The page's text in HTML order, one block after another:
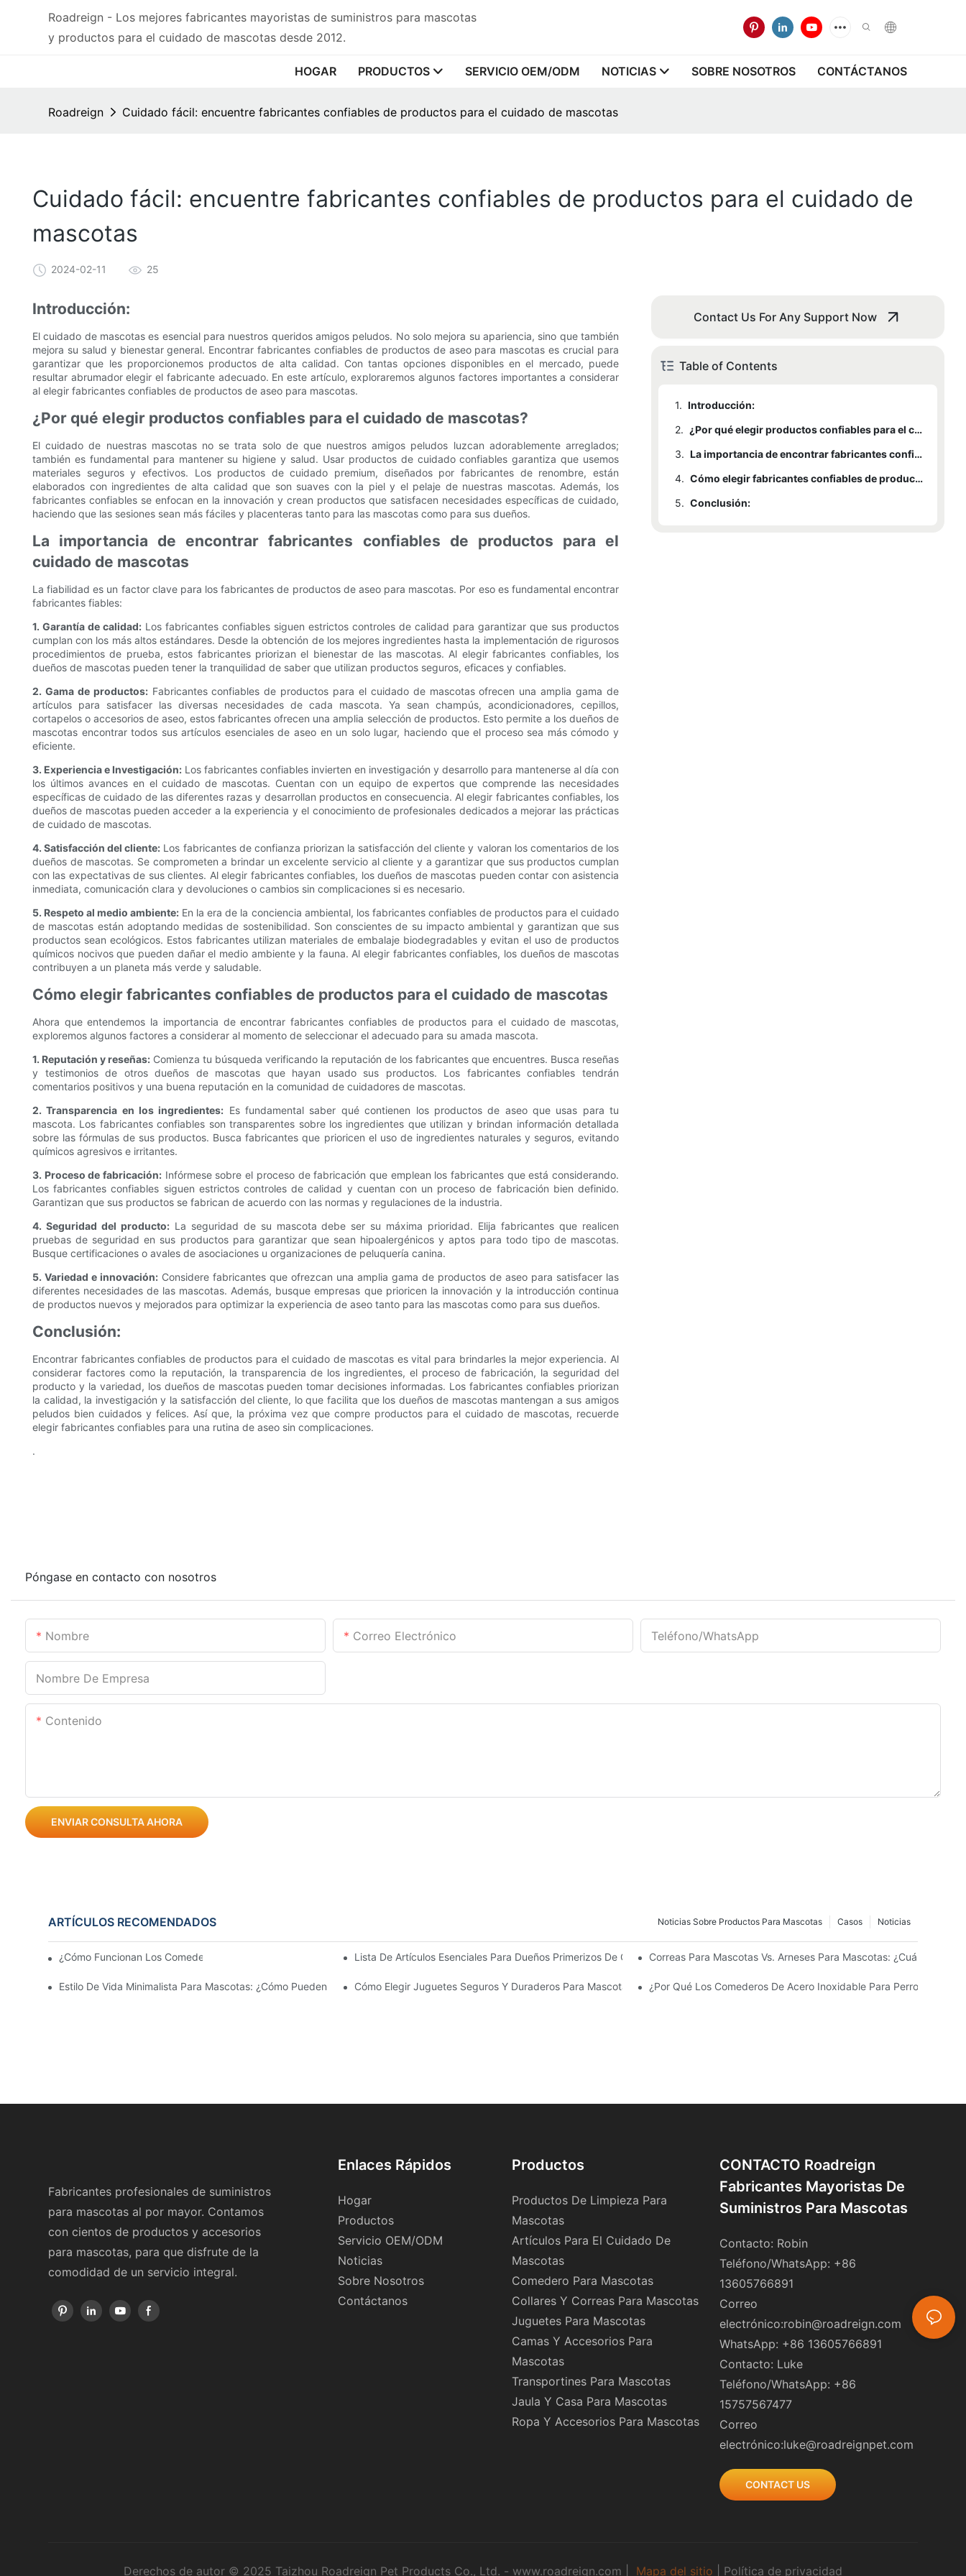
Roadreign - Los mejores fabricantes mayoristas de suministros para mascotas
y productos para el cuidado de mascotas desde 2012.
HOGAR PRODUCTOS SERVICIO OEM/ODM NOTICIAS SOBRE NOSOTROS CONTÁCTANOS
Roadreign Cuidado fácil: encuentre fabricantes confiables de productos para el cuidado de mascotas
Cuidado fácil: encuentre fabricantes confiables de productos para el cuidado de
mascotas
2024-02-11 25
Introducción:
El cuidado de mascotas es esencial para nuestros queridos amigos peludos. No solo mejora su apariencia, sino que también
mejora su salud y bienestar general. Encontrar fabricantes confiables de productos de aseo para mascotas es crucial para
garantizar que les proporcionemos productos de alta calidad. Con tantas opciones disponibles en el mercado, puede
resultar abrumador elegir el fabricante adecuado. En este artículo, exploraremos algunos factores importantes a considerar
al elegir fabricantes confiables de productos de aseo para mascotas.
¿Por qué elegir productos confiables para el cuidado de mascotas?
El cuidado de nuestras mascotas no se trata solo de que nuestros amigos peludos luzcan adorablemente arreglados;
también es fundamental para mantener su higiene y salud. Usar productos de cuidado confiables garantiza que usemos
materiales seguros y efectivos. Los productos de cuidado premium, diseñados por fabricantes de renombre, están
elaborados con ingredientes de alta calidad que son suaves con la piel y el pelaje de nuestras mascotas. Además, los
fabricantes confiables se enfocan en la innovación y crean productos que satisfacen necesidades específicas de cuidado,
haciendo que las sesiones sean más fáciles y placenteras tanto para las mascotas como para sus dueños.
La importancia de encontrar fabricantes confiables de productos para el
cuidado de mascotas
La fiabilidad es un factor clave para los fabricantes de productos de aseo para mascotas. Por eso es fundamental encontrar
fabricantes fiables:
1. Garantía de calidad: Los fabricantes confiables siguen estrictos controles de calidad para garantizar que sus productos
cumplan con los más altos estándares. Desde la obtención de los mejores ingredientes hasta la implementación de rigurosos
procedimientos de prueba, estos fabricantes priorizan el bienestar de las mascotas. Al elegir fabricantes confiables, los
dueños de mascotas pueden tener la tranquilidad de saber que utilizan productos seguros, eficaces y confiables.
2. Gama de productos:Fabricantes confiables de productos para el cuidado de mascotas ofrecen una amplia gama de
artículos para satisfacer las diversas necesidades de cada mascota. Ya sean champús, acondicionadores, cepillos,
cortapelos o accesorios de aseo, estos fabricantes ofrecen una amplia selección de productos. Esto permite a los dueños de
mascotas encontrar todos sus artículos esenciales de aseo en un solo lugar, haciendo que el proceso sea más cómodo y
eficiente.
3. Experiencia e Investigación: Los fabricantes confiables invierten en investigación y desarrollo para mantenerse al día con
los últimos avances en el cuidado de mascotas. Cuentan con un equipo de expertos que comprende las necesidades
específicas de cuidado de las diferentes razas y desarrollan productos en consecuencia. Al elegir fabricantes confiables, los
dueños de mascotas pueden acceder a la experiencia y el conocimiento de profesionales dedicados a mejorar las prácticas
de cuidado de mascotas.
4. Satisfacción del cliente: Los fabricantes de confianza priorizan la satisfacción del cliente y valoran los comentarios de los
dueños de mascotas. Se comprometen a brindar un excelente servicio al cliente y a garantizar que sus productos cumplan
con las expectativas de sus clientes. Al elegir fabricantes confiables, los dueños de mascotas pueden contar con asistencia
inmediata, comunicación clara y devoluciones o cambios sin complicaciones si es necesario.
5. Respeto al medio ambiente: En la era de la conciencia ambiental, los fabricantes confiables de productos para el cuidado
de mascotas están adoptando medidas de sostenibilidad. Son conscientes de su impacto ambiental y garantizan que sus
productos sean ecológicos. Estos fabricantes utilizan materiales de embalaje biodegradables y evitan el uso de productos
químicos nocivos que pueden dañar el medio ambiente y la fauna. Al elegir fabricantes confiables, los dueños de mascotas
contribuyen a un planeta más verde y saludable.
Cómo elegir fabricantes confiables de productos para el cuidado de mascotas
Ahora que entendemos la importancia de encontrar fabricantes confiables de productos para el cuidado de mascotas,
exploremos algunos factores a considerar al momento de seleccionar el adecuado para su amada mascota.
1. Reputación y reseñas: Comienza tu búsqueda verificando la reputación de los fabricantes que encuentres. Busca reseñas
y testimonios de otros dueños de mascotas que hayan usado sus productos. Los fabricantes confiables tendrán
comentarios positivos y una buena reputación en la comunidad de cuidadores de mascotas.
2. Transparencia en los ingredientes: Es fundamental saber qué contienen los productos de aseo que usas para tu
mascota. Los fabricantes confiables son transparentes sobre los ingredientes que utilizan y brindan información detallada
sobre las fórmulas de sus productos. Busca fabricantes que prioricen el uso de ingredientes naturales y seguros, evitando
químicos agresivos e irritantes.
3. Proceso de fabricación: Infórmese sobre el proceso de fabricación que emplean los fabricantes que está considerando.
Los fabricantes confiables siguen estrictos controles de calidad y cuentan con un proceso de fabricación bien definido.
Garantizan que sus productos se fabrican de acuerdo con las normas y regulaciones de la industria.
4. Seguridad del producto:La seguridad de su mascota debe ser su máxima prioridad. Elija fabricantes que realicen
pruebas de seguridad en sus productos para garantizar que sean hipoalergénicos y aptos para todo tipo de mascotas.
Busque certificaciones o avales de asociaciones u organizaciones de peluquería canina.
5. Variedad e innovación: Considere fabricantes que ofrezcan una amplia gama de productos de aseo para satisfacer las
diferentes necesidades de las mascotas. Además, busque empresas que prioricen la innovación y la introducción continua
de productos nuevos y mejorados para optimizar la experiencia de aseo tanto para las mascotas como para sus dueños.
Conclusión:
Encontrar fabricantes confiables de productos para el cuidado de mascotas es vital para brindarles la mejor experiencia. Al
considerar factores como la reputación, la transparencia de los ingredientes, el proceso de fabricación, la seguridad del
producto y la variedad, los dueños de mascotas pueden tomar decisiones informadas. Los fabricantes confiables priorizan
la calidad, la investigación y la satisfacción del cliente, lo que facilita que los dueños de mascotas mantengan a sus amigos
peludos bien cuidados y felices. Así que, la próxima vez que compre productos para el cuidado de mascotas, recuerde
elegir fabricantes confiables para una rutina de aseo sin complicaciones.
.
Contact Us For Any Support Now
Table of Contents
1. Introducción:
2.
¿Por qué elegir productos confiables para el cuidado de mascotas?
3.
La importancia de encontrar fabricantes confiables de productos para el cuidado de mascotas
4.
Cómo elegir fabricantes confiables de productos para el cuidado de mascotas
5. Conclusión:
Póngase en contacto con nosotros
Nombre Correo Electrónico Teléfono/WhatsApp
Nombre De Empresa
Contenido
ENVIAR CONSULTA AHORA
ARTÍCULOS RECOMENDADOS Noticias
Casos
Noticias Sobre Productos Para Mascotas
¿Cómo Funcionan Los Comederos Automáticos Para Mascotas?Lista De Artículos Esenciales Para Dueños Primerizos De Gatos Y PerrosCorreas Para Mascotas Vs. Arneses Para Mascotas: ¿cuál Es Mejor
Estilo De Vida Minimalista Para Mascotas: ¿Cómo Pueden Los Productos Multifuncionales 3 En 1 Ahorrar Espacio En Tu Hogar?
Cómo Elegir Juguetes Seguros Y Duraderos Para Mascotas: Lo Que Todo Dueño De Mascota Debe Saber
¿Por Qué Los Comederos De Acero Inoxidable Para Perros Y
Fabricantes profesionales de suministros
para mascotas al por mayor. Contamos
con cientos de productos y accesorios
para mascotas, para que disfrute de la
comodidad de un servicio integral.
Enlaces Rápidos
Hogar
Productos
Servicio OEM/ODM
Noticias
Sobre Nosotros
Contáctanos
Productos
Productos De Limpieza Para
Mascotas
Artículos Para El Cuidado De
Mascotas
Comedero Para Mascotas
Collares Y Correas Para Mascotas
Juguetes Para Mascotas
Camas Y Accesorios Para
Mascotas
Transportines Para Mascotas
Jaula Y Casa Para Mascotas
Ropa Y Accesorios Para Mascotas
CONTACTO Roadreign
Fabricantes Mayoristas De
Suministros Para Mascotas
Contacto: Robin
Teléfono/WhatsApp: +86
13605766891
Correo
electrónico:robin@roadreign.com
WhatsApp: +86 13605766891
Contacto: Luke
Teléfono/WhatsApp: +86
15757567477
Correo
electrónico:luke@roadreignpet.com
CONTACT US
Derechos de autor © 2025 Taizhou Roadreign Pet Products Co., Ltd. - www.roadreign.com Mapa del sitio Política de privacidad